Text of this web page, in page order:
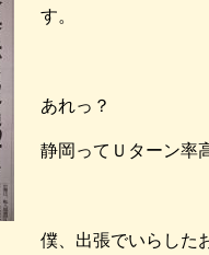
す。
あれっ？
静岡ってＵターン率
僕、出張でいらした